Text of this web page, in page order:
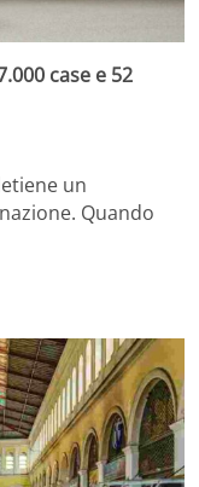
case e 52
un
Quando